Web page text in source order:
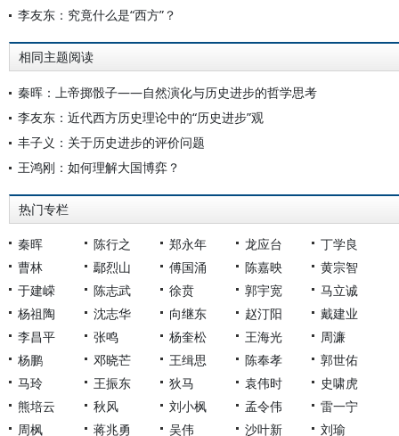
李友东：究竟什么是“西方”？
相同主题阅读
秦晖：上帝掷骰子——自然演化与历史进步的哲学思考
李友东：近代西方历史理论中的“历史进步”观
丰子义：关于历史进步的评价问题
王鸿刚：如何理解大国博弈？
热门专栏
秦晖 陈行之 郑永年 龙应台
丁学良
曹林
鄢烈山 傅国涌 陈嘉映
黄宗智
于建嵘
陈志武 徐贲 郭宇宽
马立诚
杨祖陶
沈志华 向继东 赵汀阳
戴建业
李昌平
张鸣 杨奎松 王海光
周濂
杨鹏
邓晓芒 王缉思 陈奉孝
郭世佑
马玲
王振东 狄马 袁伟时
史啸虎
熊培云
秋风 刘小枫 孟令伟
雷一宁
周枫
蒋兆勇 吴伟 沙叶新 刘瑜